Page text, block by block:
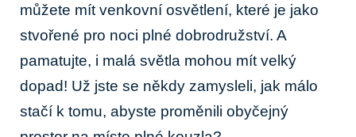
můžete mít venkovní osvětlení, které je jako‍
stvořené pro ⁤noci plné dobrodružství. A
pamatujte, i malá světla mohou mít velký‌
dopad! Už jste se někdy zamysleli, jak ​málo
stačí k tomu, abyste‌ proměnili obyčejný‍